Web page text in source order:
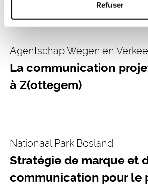
Refuser
Agentschap Wegen en
La communication
à Z(ottegem)
Nationaal Park Bosland
Stratégie de marque et
communication pour le